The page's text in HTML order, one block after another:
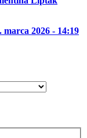
marca 2026 - 14:19